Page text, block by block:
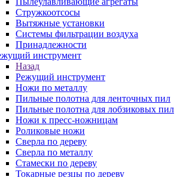
Стружкоотсосы
Вытяжные установки
Системы фильтрации воздуха
Принадлежности
инструмент
Назад
Режущий инструмент
Ножи по металлу
Пильные полотна для ленточных пил
Пильные полотна для лобзиковых пил
Ножи к пресс-ножницам
Роликовые ножи
Сверла по дереву
Сверла по металлу
Стамески по дереву
Токарные резцы по дереву